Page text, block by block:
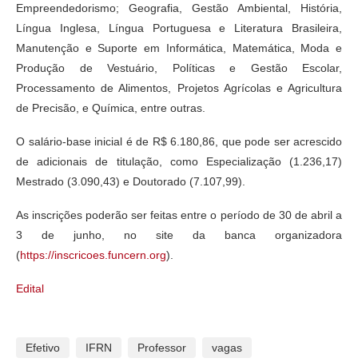
Empreendedorismo; Geografia, Gestão Ambiental, História,
Língua Inglesa, Língua Portuguesa e Literatura Brasileira,
Manutenção e Suporte em Informática, Matemática, Moda e
Produção de Vestuário, Políticas e Gestão Escolar,
Processamento de Alimentos, Projetos Agrícolas e Agricultura
de Precisão, e Química, entre outras.
O salário-base inicial é de R$ 6.180,86, que pode ser acrescido
de adicionais de titulação, como Especialização (1.236,17)
Mestrado (3.090,43) e Doutorado (7.107,99).
As inscrições poderão ser feitas entre o período de 30 de abril a
3 de junho, no site da banca organizadora
(https://inscricoes.funcern.org).
Edital
Efetivo IFRN Professor vagas